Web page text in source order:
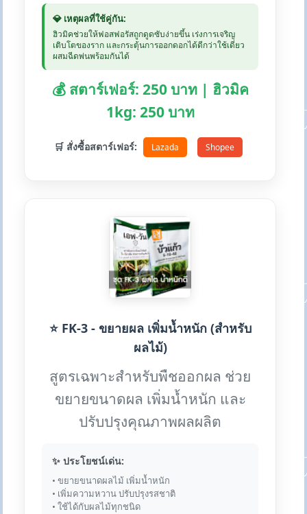
💎 เหตุผลที่ใช้คู่กัน:
ฮิวมิคช่วยให้ฟอสฟอรัสถูกดูดซับง่ายขึ้น เร่งการเจริญ
เติบโตของราก และกระตุ้นการออกดอกได้ดีกว่าใช้เดี่ยว
ผสมฉีดพ่นพร้อมกันได้
💰 สตาร์เฟอร์: 250 บาท | ฮิวมิค
1kg: 250 บาท
🛒 สั่งซื้อสตาร์เฟอร์: Lazada Shopee
⭐ FK-3 - ขยายผล เพิ่มน้ำหนัก (สำหรับ
ผลไม้)
สูตรเฉพาะสำหรับพืชออกผล ช่วย
ขยายขนาดผล เพิ่มน้ำหนัก และ
ปรับปรุงคุณภาพผลผลิต
✨ ประโยชน์เด่น:
• ขยายขนาดผลไม้ เพิ่มน้ำหนัก
• เพิ่มความหวาน ปรับปรุงรสชาติ
• ใช้ได้กับผลไม้ทุกชนิด